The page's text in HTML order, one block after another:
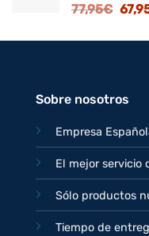
77,95€ El
Sobre nosotros
Empresa
El mejor servicio
Sólo productos
Tiempo de